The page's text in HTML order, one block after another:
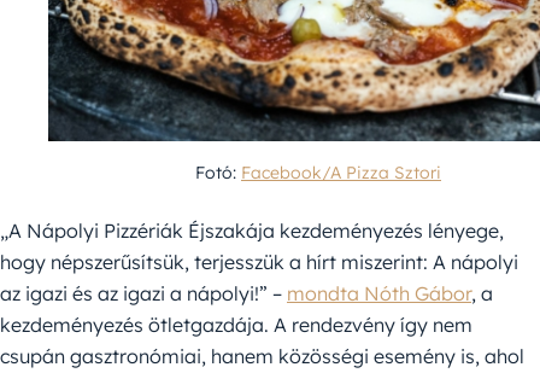
Fotó: Facebook/A Pizza Sztori
„A Nápolyi Pizzériák Éjszakája kezdeményezés lényege,
hogy népszerűsítsük, terjesszük a hírt miszerint: A nápolyi
az igazi és az igazi a nápolyi!” – mondta Nóth Gábor, a
kezdeményezés ötletgazdája. A rendezvény így nem
csupán gasztronómiai, hanem közösségi esemény is, ahol